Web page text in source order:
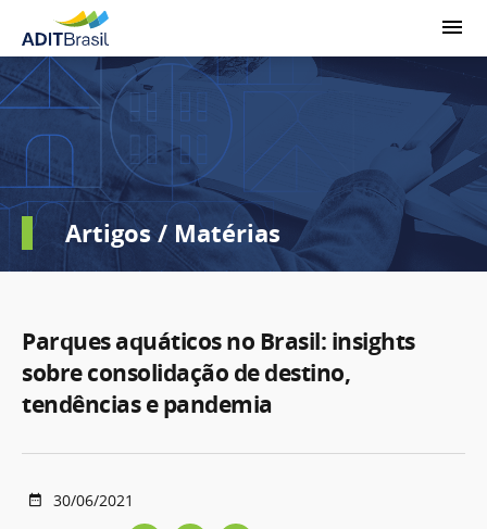
Artigos / Matérias
Parques aquáticos no Brasil: insights
sobre consolidação de destino,
tendências e pandemia
30/06/2021